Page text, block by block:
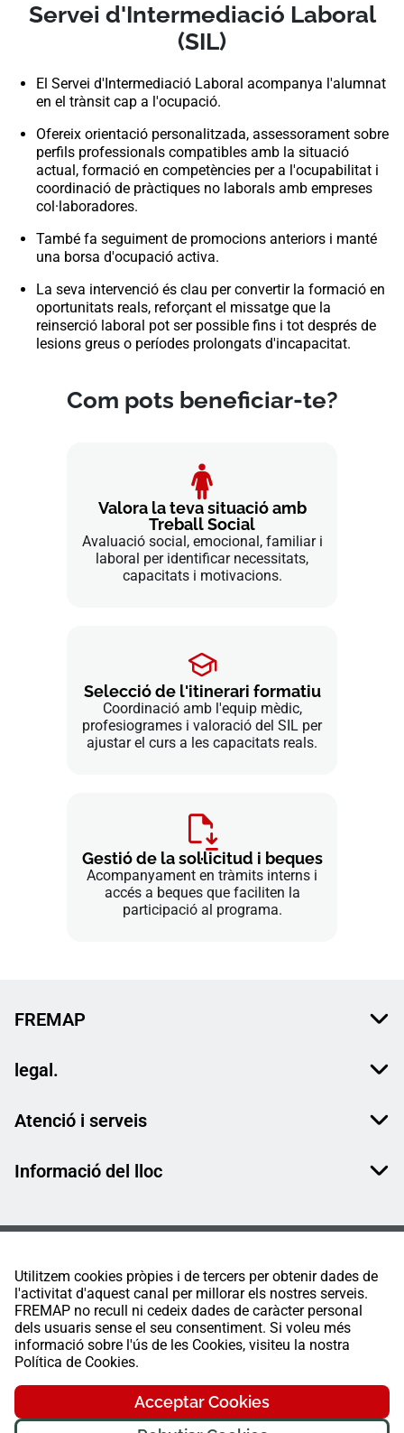
Utilitzem cookies pròpies i de tercers per obtenir dades de
l'activitat d'aquest canal per millorar els nostres serveis.
FREMAP no recull ni cedeix dades de caràcter personal
dels usuaris sense el seu consentiment. Si voleu més
informació sobre l'ús de les Cookies, visiteu la nostra
Política de Cookies.
Acceptar Cookies
Servei d'Intermediació Laboral
(SIL)
El Servei d'Intermediació Laboral acompanya l'alumnat
en el trànsit cap a l'ocupació.
Ofereix orientació personalitzada, assessorament sobre
perfils professionals compatibles amb la situació
actual, formació en competències per a l'ocupabilitat i
coordinació de pràctiques no laborals amb empreses
col·laboradores.
També fa seguiment de promocions anteriors i manté
una borsa d'ocupació activa.
La seva intervenció és clau per convertir la formació en
oportunitats reals, reforçant el missatge que la
reinserció laboral pot ser possible fins i tot després de
lesions greus o períodes prolongats d'incapacitat.
Com pots beneficiar-te?
Valora la teva situació amb
Treball Social
Avaluació social, emocional, familiar i
laboral per identificar necessitats,
capacitats i motivacions.
Selecció de l'itinerari formatiu
Coordinació amb l'equip mèdic,
profesiogrames i valoració del SIL per
ajustar el curs a les capacitats reals.
Gestió de la sol·licitud i beques
Acompanyament en tràmits interns i
accés a beques que faciliten la
participació al programa.
FREMAP
legal.
Atenció i serveis
Informació del lloc